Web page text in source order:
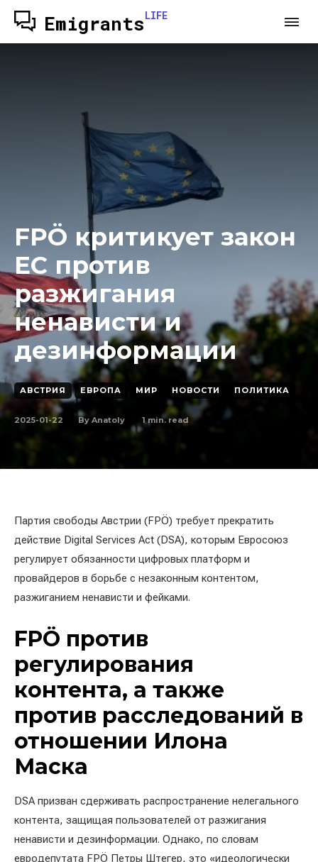
EmigrantsLIFE
FPÖ критикует закон
ЕС против
разжигания
ненависти и
дезинформации
АВСТРИЯ ЕВРОПА МИР НОВОСТИ ПОЛИТИКА
2025-01-22 By Anatoly 1min. read
Партия свободы Австрии (FPÖ) требует прекратить
действие Digital Services Act (DSA), которым Евросоюз
регулирует обязанности цифровых платформ и
провайдеров в борьбе с незаконным контентом,
разжиганием ненависти и фейками.
FPÖ против
регулирования
контента, а также
против расследований в
отношении Илона
Маска
DSA призван сдерживать распространение нелегального
контента, защищая пользователей от разжигания
ненависти и дезинформации. Однако, по словам
евродепутата FPÖ Петры Штегер, это «идеологически